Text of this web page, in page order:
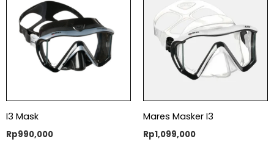
I3 Mask
Rp990,000
Mares Masker I3
Rp1,099,000